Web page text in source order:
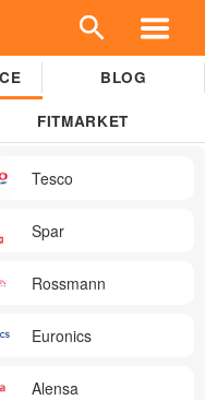
BLOG
FITMARKET
Tesco
Spar
Rossmann
Euronics
Alensa